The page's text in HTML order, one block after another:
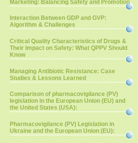
Marketing: Balancing Safety and Promotion
Interaction Between GDP and GVP:
Algorithm & Challenges
Critical Quality Characteristics of Drugs &
Their Impact on Safety: What QPPV Should
Know
Managing Antibiotic Resistance: Case
Studies & Lessons Learned
Comparison of pharmacovigilance (PV)
legislation in the European Union (EU) and
the United States (USA):
Pharmacovigilance (PV) Legislation in
Ukraine and the European Union (EU):